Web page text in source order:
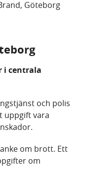
Göteborg
i centrala
och polis
uppgift vara
om brott. Ett
om